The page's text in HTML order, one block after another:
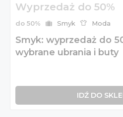
Wyprzedaż do 50%
do 50% Smyk Moda
Smyk: wyprzedaż do
wybrane ubrania i buty
IDŹ DO